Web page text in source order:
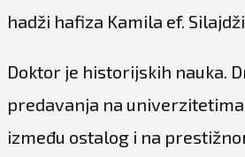
hadži hafiza Kamila ef.
Doktor je historijskih nauka.
predavanja na
između ostalog i na